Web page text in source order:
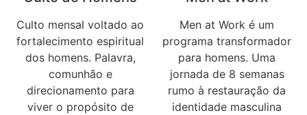
Culto mensal voltado ao
fortalecimento espiritual
dos homens. Palavra,
comunhão e
direcionamento para
viver o propósito de
Men at Work é um
programa transformador
para homens. Uma
jornada de 8 semanas
rumo à restauração da
identidade masculina